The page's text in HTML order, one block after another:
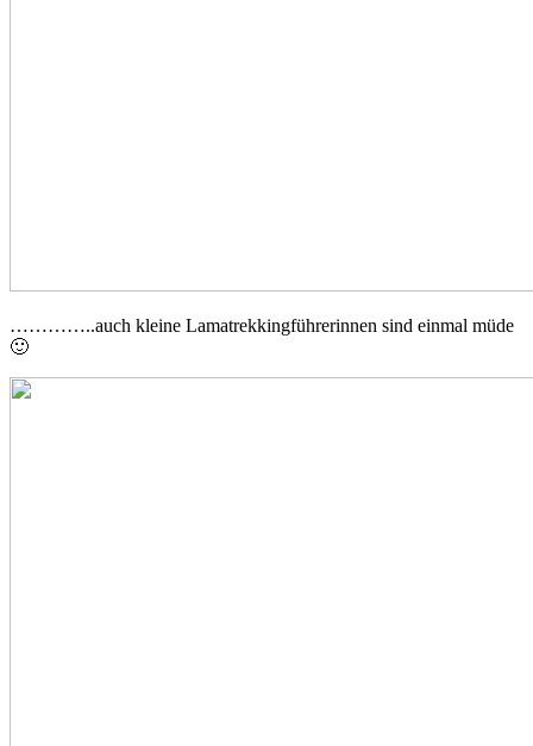
…………..auch kleine Lamatrekkingführerinnen sind einmal müde
🙂